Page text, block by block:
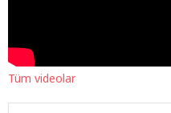
Tüm videolar